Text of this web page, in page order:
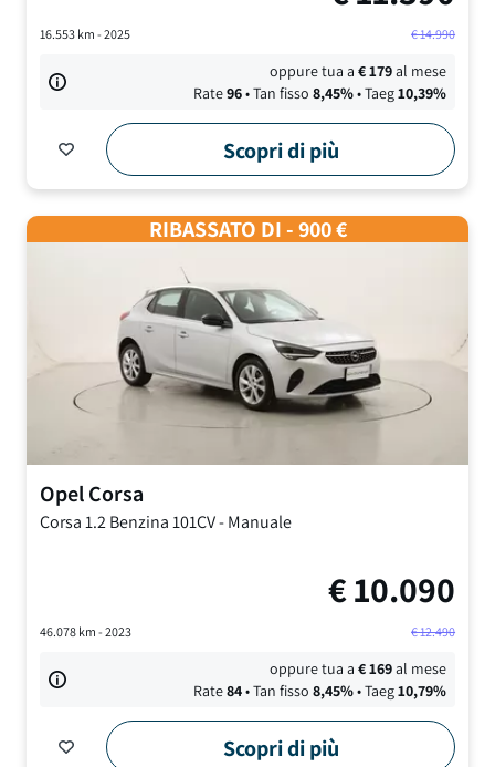
16.553km - 2025 €14.990
oppure tua a€179al mese
Rate96• Tan fisso 8,45%• Taeg10,39%
Scopri di più
RIBASSATO DI - 900 €
OpelCorsa
Corsa1.2 Benzina 101CV-Manuale
€10.090
46.078km - 2023 €12.490
oppure tua a€169al mese
Rate84• Tan fisso 8,45%• Taeg10,79%
Scopri di più